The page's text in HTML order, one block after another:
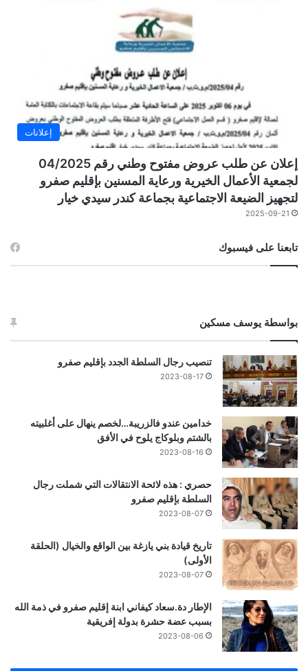
إعلانات
إعلان عن طلب عروض مفتوح وطني رقم 04/2025
لجمعية الأعمال الخيرية ورعاية المسنين بإقليم صفرو
لتجهيز الضيعة الاجتماعية بجماعة كندر سيدي خيار
2025-09-21
تابعنا على فيسبوك
بواسطة يوسف مسكين
تنصيب رجال السلطة الجدد بإقليم صفرو
2023-08-17
خدامين عندو فالزريبة…لخصم ينهال على أغلبيته
بالشتم وبلوكاج يلوح في الأفق
2023-08-16
حصري : هذه لائحة الانتقالات التي شملت رجال
السلطة بإقليم صفرو
2023-08-07
تاريخ قيادة بني يازغة بين الواقع والخيال (الحلقة
الأولى)
2023-08-07
الإطار دة.سعاد كيفاني ابنة إقليم صفرو في ذمة الله
بسبب عضة حشرة بدولة إفريقية
2023-08-06